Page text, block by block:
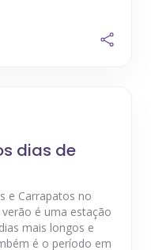
dias de
e Carrapatos no
é uma estação
mais longos e
é o período em